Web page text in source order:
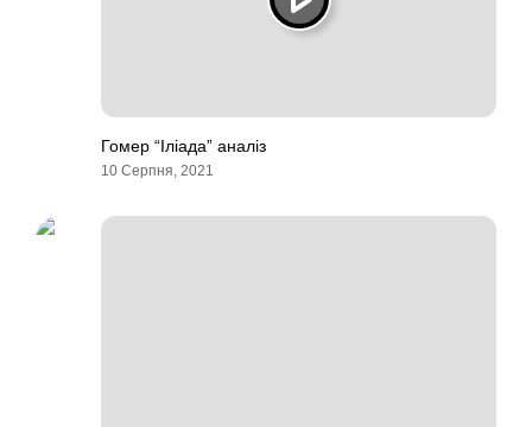
Гомер “Іліада” аналіз
10 Серпня, 2021